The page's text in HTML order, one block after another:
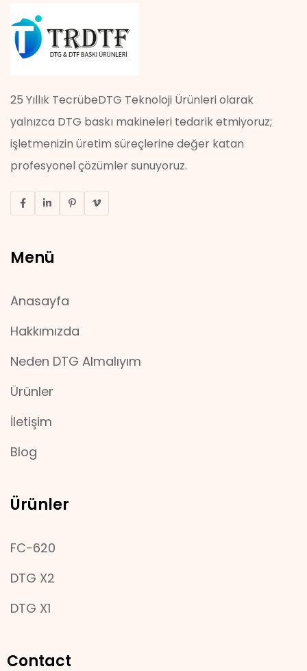
25 Yıllık TecrübeDTG Teknoloji Ürünleri olarak
yalnızca DTG baskı makineleri tedarik etmiyoruz;
işletmenizin üretim süreçlerine değer katan
profesyonel çözümler sunuyoruz.
Menü
Anasayfa
Hakkımızda
Neden DTG Almalıyım
Ürünler
İletişim
Blog
Ürünler
FC-620
DTG X2
DTG X1
Contact